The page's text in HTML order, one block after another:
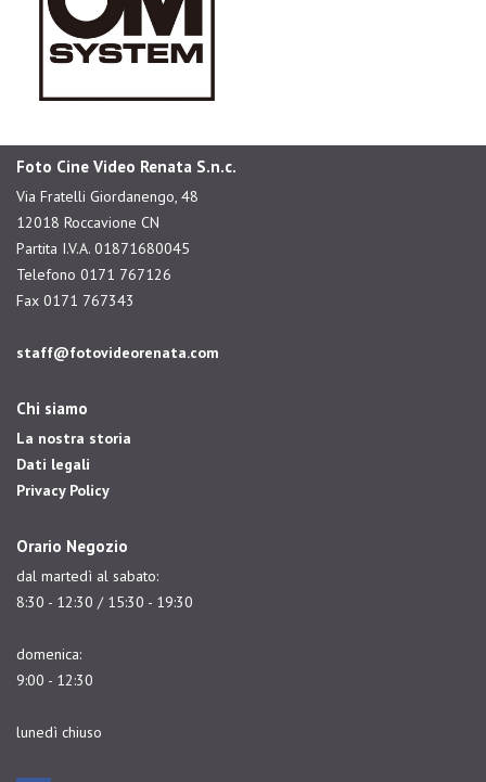
Foto Cine Video Renata S.n.c.
Via Fratelli Giordanengo, 48
12018 Roccavione CN
Partita I.V.A. 01871680045
Telefono 0171 767126
Fax 0171 767343
staff@fotovideorenata.com
Chi siamo
La nostra storia
Dati legali
Privacy Policy
Orario Negozio
dal martedì al sabato:
8:30 - 12:30 / 15:30 - 19:30
domenica:
9:00 - 12:30
lunedì chiuso